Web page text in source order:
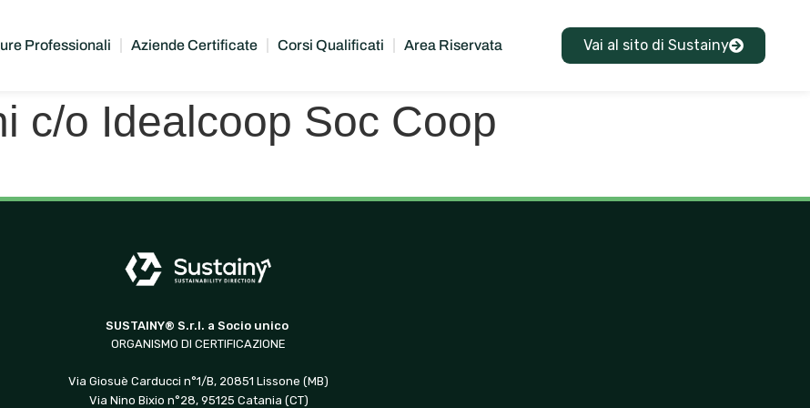
Professionali Aziende Certificate Corsi Qualificati Area Riservata Vai al sito di Sustainy
c/o Idealcoop Soc Coop
SUSTAINY® S.r.l. a Socio unico
ORGANISMO DI CERTIFICAZIONE
Via Giosuè Carducci n°1/B, 20851 Lissone (MB)
Via Nino Bixio n°28, 95125 Catania (CT)